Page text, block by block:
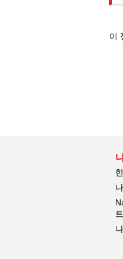
이
트